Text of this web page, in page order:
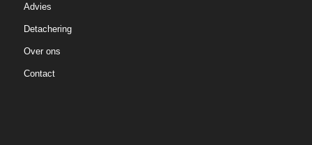
Advies
Detachering
Over ons
Contact